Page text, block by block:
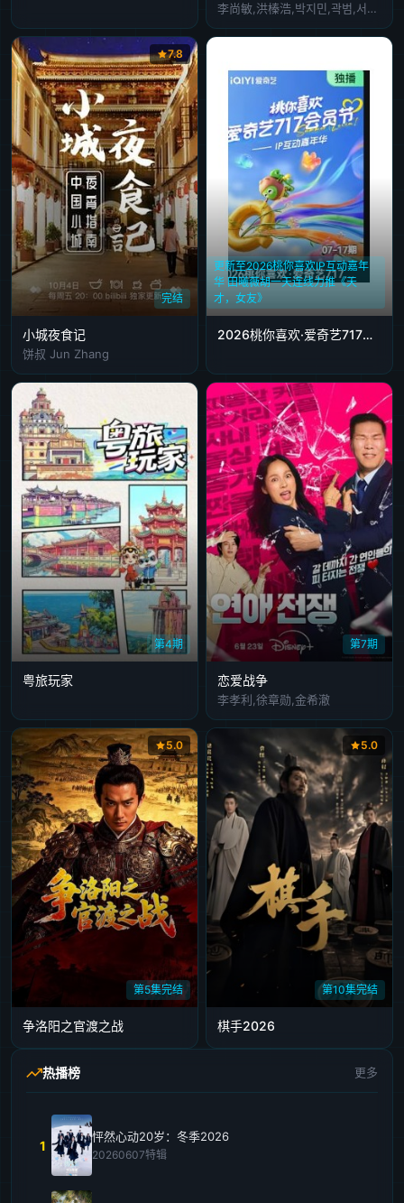
李尚敏,洪榛浩,박지민,곽범,서출구,하승진
完结
7.8
小城夜食记
饼叔 Jun Zhang
更新至2026桃你喜欢IP互动嘉年
华 田曦薇胡一天连线力推《天
才，女友》
2026桃你喜欢·爱奇艺717会员节——IP互动嘉年华
第4期
粤旅玩家
第7期
恋爱战争
李孝利,徐章勋,金希澈
第5集完结
5.0
争洛阳之官渡之战
第10集完结
5.0
棋手2026
热播榜 更多
1
怦然心动20岁：冬季2026
20260607特辑